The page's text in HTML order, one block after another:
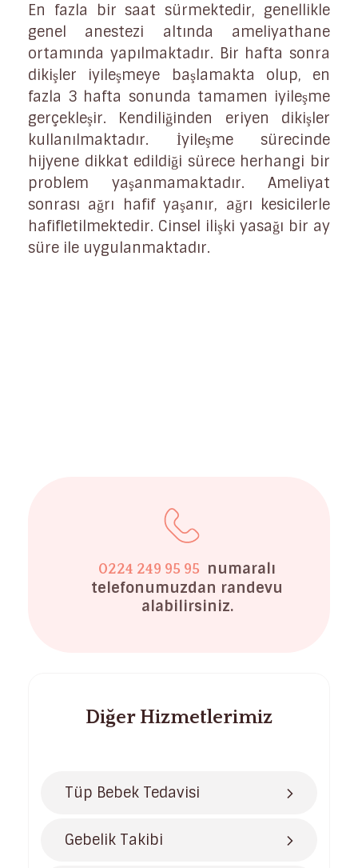
En fazla bir saat sürmektedir, genellikle
genel anestezi altında ameliyathane
ortamında yapılmaktadır. Bir hafta sonra
dikişler iyileşmeye başlamakta olup, en
fazla 3 hafta sonunda tamamen iyileşme
gerçekleşir. Kendiliğinden eriyen dikişler
kullanılmaktadır. İyileşme sürecinde
hijyene dikkat edildiği sürece herhangi bir
problem yaşanmamaktadır. Ameliyat
sonrası ağrı hafif yaşanır, ağrı kesicilerle
hafifletilmektedir. Cinsel ilişki yasağı bir ay
süre ile uygulanmaktadır.
0224 249 95 95 numaralı
telefonumuzdan randevu
alabilirsiniz.
Diğer Hizmetlerimiz
Tüp Bebek Tedavisi
Gebelik Takibi